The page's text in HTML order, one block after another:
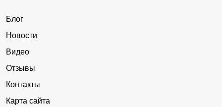
Блог
Новости
Видео
Отзывы
Контакты
Карта сайта